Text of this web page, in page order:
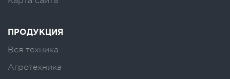
ПРОДУКЦИЯ
Вся техника
Агротехника